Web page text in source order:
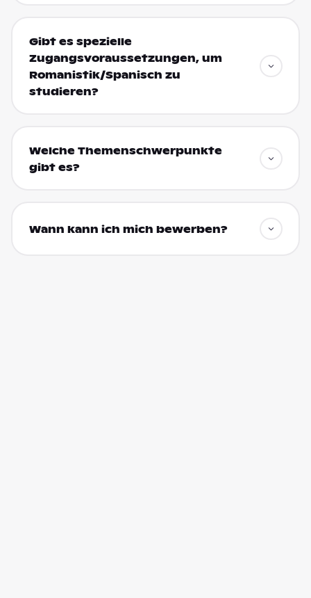
Gibt es spezielle
Zugangsvoraussetzungen, um
Romanistik/Spanisch zu
studieren?
Welche Themenschwerpunkte
gibt es?
Wann kann ich mich bewerben?